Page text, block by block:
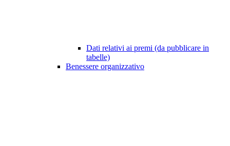
Dati relativi ai premi (da pubblicare in
tabelle)
Benessere organizzativo